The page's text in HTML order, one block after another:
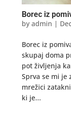
Borec iz
by admin |
Borec iz
skupaj doma
pot življenja
Sprva se mi je
mrežici
ki je...